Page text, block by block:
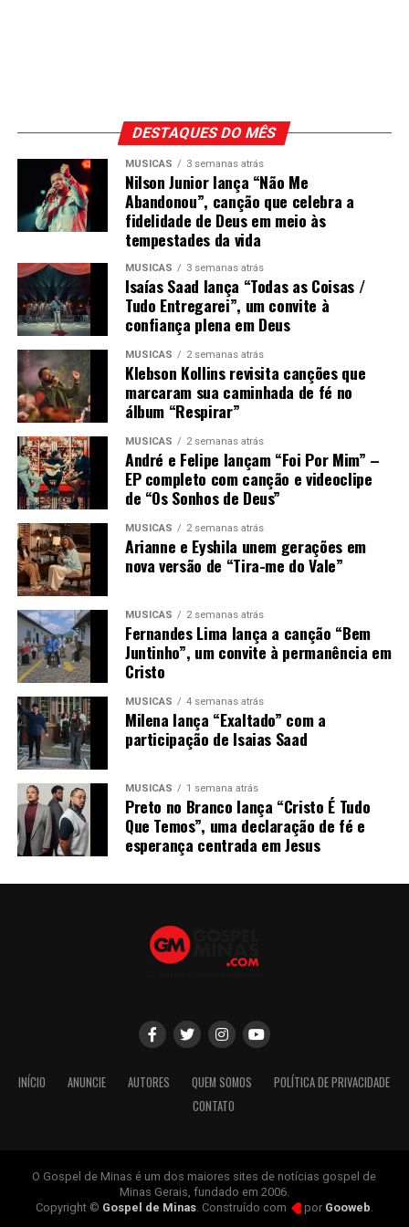
DESTAQUES DO MÊS
MÚSICAS 3 semanas atrás
Nilson Junior lança “Não Me
Abandonou”, canção que celebra a
fidelidade de Deus em meio às
tempestades da vida
MÚSICAS 3 semanas atrás
Isaías Saad lança “Todas as Coisas /
Tudo Entregarei”, um convite à
confiança plena em Deus
MÚSICAS 2 semanas atrás
Klebson Kollins revisita canções que
marcaram sua caminhada de fé no
álbum “Respirar”
MÚSICAS 2 semanas atrás
André e Felipe lançam “Foi Por Mim” –
EP completo com canção e videoclipe
de “Os Sonhos de Deus”
MÚSICAS 2 semanas atrás
Arianne e Eyshila unem gerações em
nova versão de “Tira-me do Vale”
MÚSICAS 2 semanas atrás
Fernandes Lima lança a canção “Bem
Juntinho”, um convite à permanência em
Cristo
MÚSICAS 4 semanas atrás
Milena lança “Exaltado” com a
participação de Isaias Saad
MÚSICAS 1 semana atrás
Preto no Branco lança “Cristo É Tudo
Que Temos”, uma declaração de fé e
esperança centrada em Jesus
INÍCIO ANUNCIE AUTORES QUEM SOMOS
POLÍTICA DE PRIVACIDADE
CONTATO
O Gospel de Minas é um dos maiores sites de notícias gospel de
Minas Gerais, fundado em 2006.
Copyright © Gospel de Minas. Construído com por Gooweb.